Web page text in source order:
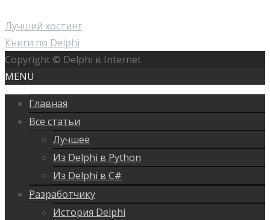
Лучший хостинг
Книги по Delphi
Copyright © Delphi в Internet
MENU
Главная
Все статьи
Лучшее
Из Delphi в Python
Из Delphi в C#
Разработчику
История Delphi